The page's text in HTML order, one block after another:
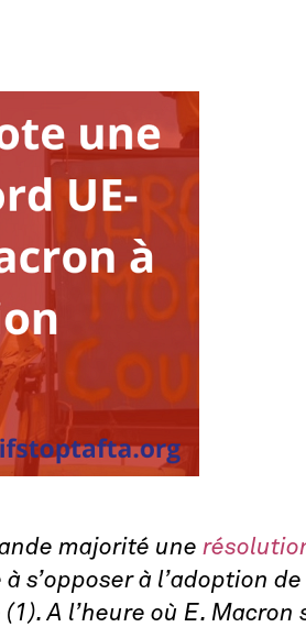
majorité une
à l’adoption de
A l’heure où E. Macron